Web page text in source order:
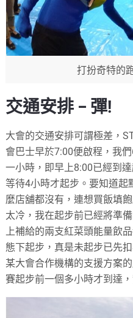
打扮奇特的
交通安排 – 彈!
大會的交通安排可謂極差，
會巴士早於7:00便啟程，我
一小時，即早上8:00已經到
等待4小時才起步。要知道
麼店舖都沒有，連想買飯填
太冷，我在起步前已經將準
上補給的兩支紅菜頭能量飲
態下起步，真是未起步已先
某大會合作機構的支援方案
賽起步前一個多小時才到達